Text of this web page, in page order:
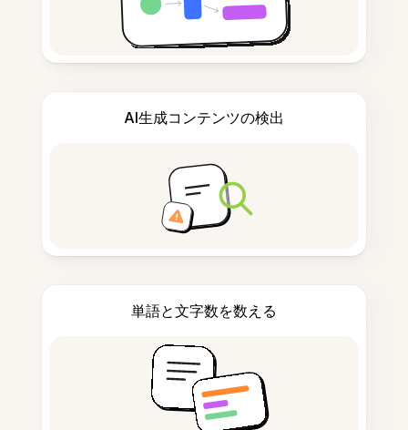
AI生成コンテンツの検出
単語と文字数を数える